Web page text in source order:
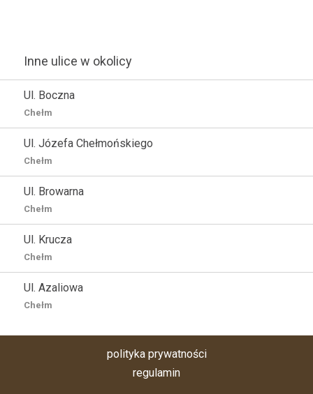
Inne ulice w okolicy
Ul. Boczna
Chełm
Ul. Józefa Chełmońskiego
Chełm
Ul. Browarna
Chełm
Ul. Krucza
Chełm
Ul. Azaliowa
Chełm
polityka prywatności
regulamin